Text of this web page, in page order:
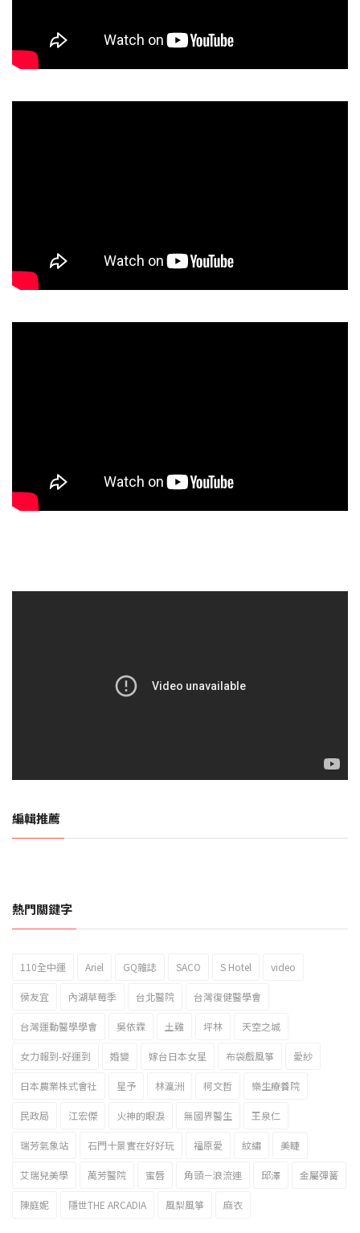
編輯推薦
2023新北市北海岸國際風箏節「風在石起」霸氣回歸
熱門關鍵字
110全中運 Ariel GQ雜誌 SACO S Hotel video
侯友宜 內湖草莓季 台北醫院 台灣復健醫學會
台灣運動醫學學會 吳依霖 土雞 坪林 天空之城
女力報到-好運到 婚變 嫁台日本女星 布袋戲風箏 愛紗
日本農業株式會社 星予 林瀛洲 柯文哲 樂生療養院
民政局 江宏傑 火神的眼淚 無國界醫生 王泉仁
瑞芳氣象站 石門十景實在好好玩 福原愛 紋繡 美睫
艾瑞兒美學 萬芳醫院 蜜唇 角頭－浪流連 邱澤 金屬彈簧
陳庭妮 隱世THE ARCADIA 風梨風箏 麻衣